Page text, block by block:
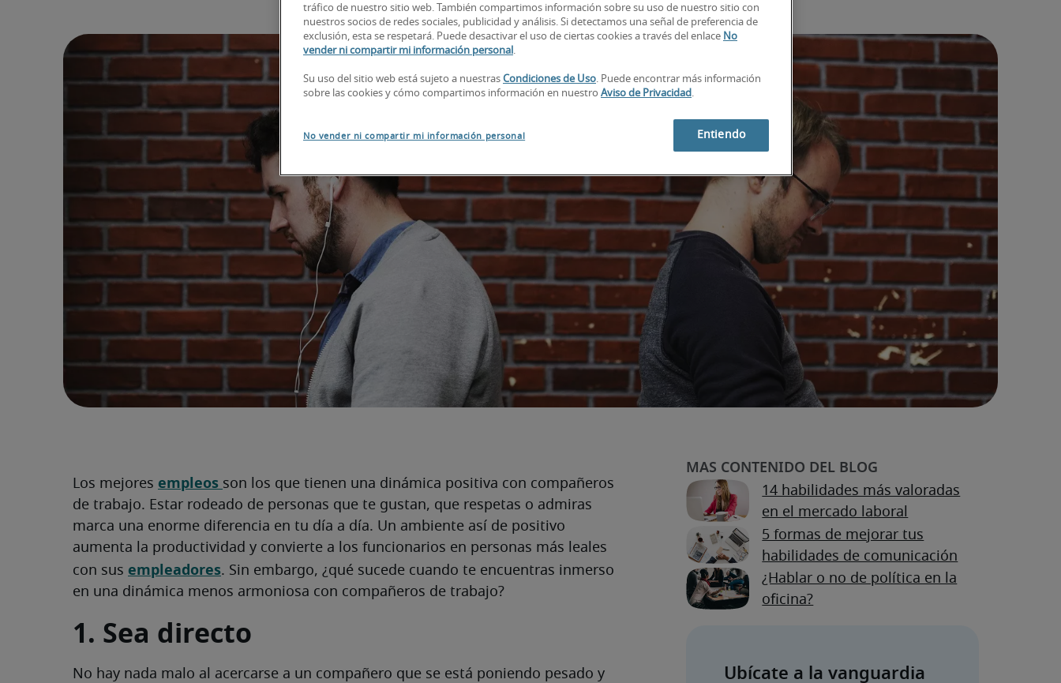
Los mejores empleos son los que tienen una dinámica positiva con compañeros
de trabajo. Estar rodeado de personas que te gustan, que respetas o admiras
marca una enorme diferencia en tu día a día. Un ambiente así de positivo
aumenta la productividad y convierte a los funcionarios en personas más leales
con sus empleadores. Sin embargo, ¿qué sucede cuando te encuentras inmerso
en una dinámica menos armoniosa con compañeros de trabajo?
1. Sea directo
No hay nada malo al acercarse a un compañero que se está poniendo pesado y
14 habilidades más valoradas
en el mercado laboral
5 formas de mejorar tus
habilidades de comunicación
¿Hablar o no de política en la
oficina?
tráfico de nuestro sitio web. También compartimos información sobre su uso de nuestro sitio con
nuestros socios de redes sociales, publicidad y análisis. Si detectamos una señal de preferencia de
exclusión, esta se respetará. Puede desactivar el uso de ciertas cookies a través del enlace No
vender ni compartir mi información personal
Su uso del sitio web está sujeto a nuestras Condiciones de Uso . Puede encontrar más información
sobre las cookies y cómo compartimos información en nuestro Aviso de Privacidad
No vender ni compartir mi información personal Entiendo